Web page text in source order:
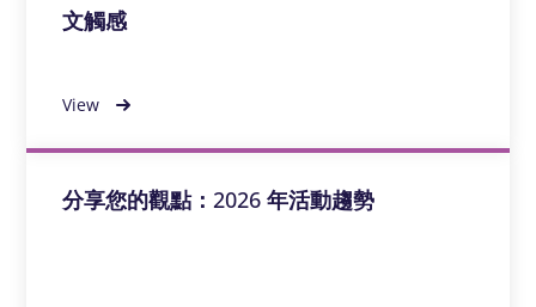
文觸感
View
分享您的觀點：2026 年活動趨勢